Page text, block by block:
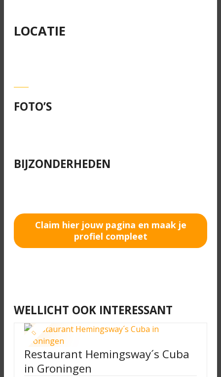
LOCATIE
FOTO’S
BIJZONDERHEDEN
Claim hier jouw pagina en maak je
profiel compleet
WELLICHT OOK INTERESSANT
Restaurant Hemingsway´s Cuba
in Groningen